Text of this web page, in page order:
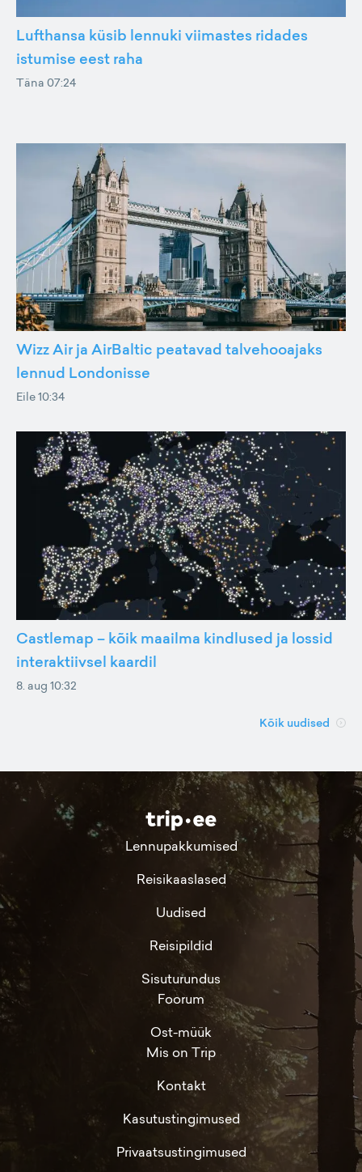
Lufthansa küsib lennuki viimastes ridades
istumise eest raha
Täna 07:24
Wizz Air ja AirBaltic peatavad talvehooajaks
lennud Londonisse
Eile 10:34
Castlemap – kõik maailma kindlused ja lossid
interaktiivsel kaardil
8. aug 10:32
Kõik uudised
Lennupakkumised
Reisikaaslased
Uudised
Reisipildid
Sisuturundus
Foorum
Ost-müük
Mis on Trip
Kontakt
Kasutustingimused
Privaatsustingimused